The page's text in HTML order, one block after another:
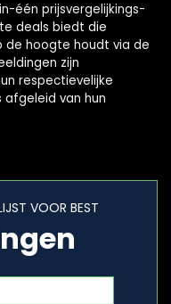
één prijsvergelijkings-
deals biedt die
de hoogte houdt via de
zijn
respectievelijke
afgeleid van hun
VOOR BEST